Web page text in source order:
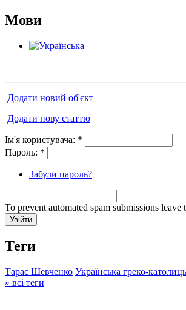
Мови
Додати новий об'єкт
Додати нову статтю
Ім'я користувача: *
Пароль: *
Забули пароль?
To prevent automated spam submissions leave
Теги
Тарас Шевченко Українська греко-
» всі теги